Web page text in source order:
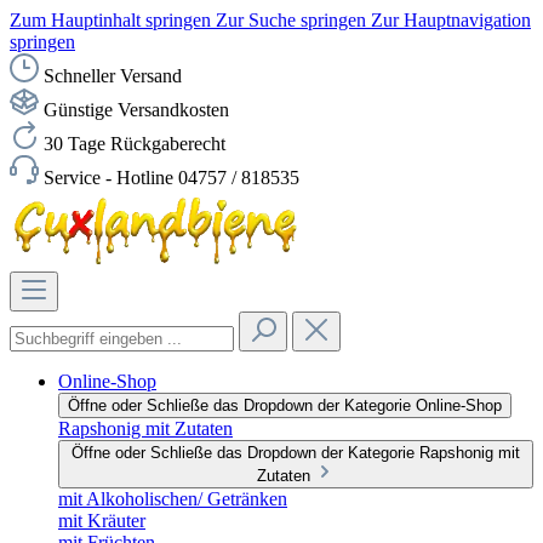
Zum Hauptinhalt springen Zur Suche springen Zur Hauptnavigation
springen
Schneller Versand
Günstige Versandkosten
30 Tage Rückgaberecht
Service - Hotline 04757 / 818535
Online-Shop
Öffne oder Schließe das Dropdown der Kategorie Online-Shop
Rapshonig mit Zutaten
Öffne oder Schließe das Dropdown der Kategorie Rapshonig mit
Zutaten
mit Alkoholischen/ Getränken
mit Kräuter